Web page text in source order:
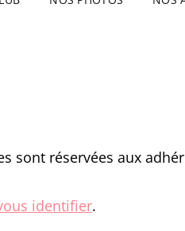
sont réservées aux
identifier.